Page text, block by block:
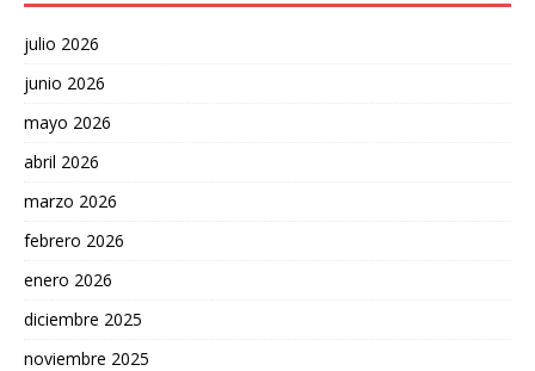
julio 2026
junio 2026
mayo 2026
abril 2026
marzo 2026
febrero 2026
enero 2026
diciembre 2025
noviembre 2025